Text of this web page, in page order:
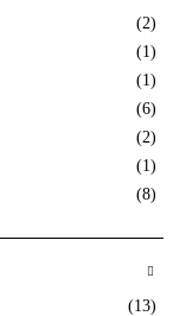
(2)
(1)
(1)
(6)
(2)
(1)
(8)
(13)